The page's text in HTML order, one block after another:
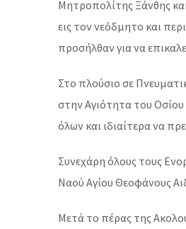
Μητροπολίτης Ξάνθης
εις τον νεόδμητο και
προσήλθαν για να
Στο πλούσιο σε
στην Αγιότητα του Οσίου
όλων και ιδιαίτερα να
Συνεχάρη όλους τους
Ναού Αγίου Θεοφάνους
Μετά το πέρας της